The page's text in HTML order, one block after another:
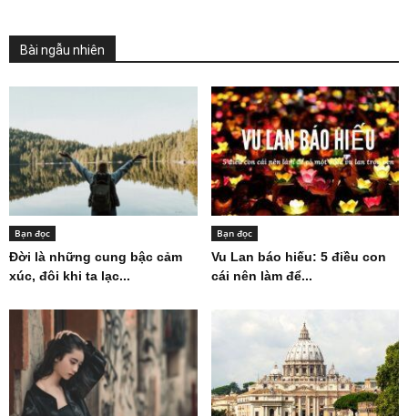
Bài ngẫu nhiên
Bạn đọc
Đời là những cung bậc cảm
xúc, đôi khi ta lạc...
Bạn đọc
Vu Lan báo hiếu: 5 điều con
cái nên làm để...